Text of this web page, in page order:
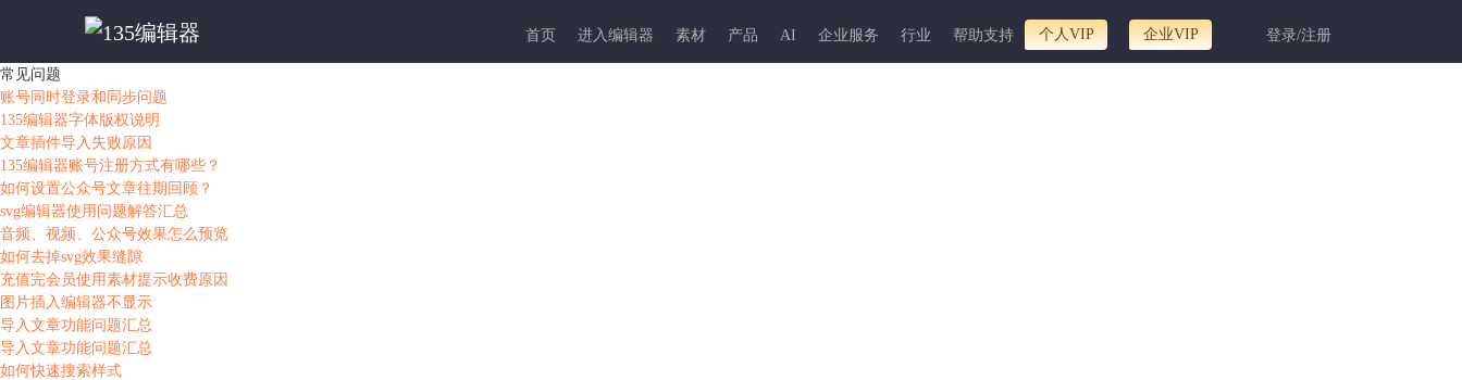
首页 进入编辑器 素材 产品 AI 企业服务 行业 帮助支持 个人VIP 企业VIP 登录/注册
常见问题
账号同时登录和同步问题
135编辑器字体版权说明
文章插件导入失败原因
135编辑器账号注册方式有哪些？
如何设置公众号文章往期回顾？
svg编辑器使用问题解答汇总
音频、视频、公众号效果怎么预览
如何去掉svg效果缝隙
充值完会员使用素材提示收费原因
图片插入编辑器不显示
导入文章功能问题汇总
导入文章功能问题汇总
如何快速搜索样式